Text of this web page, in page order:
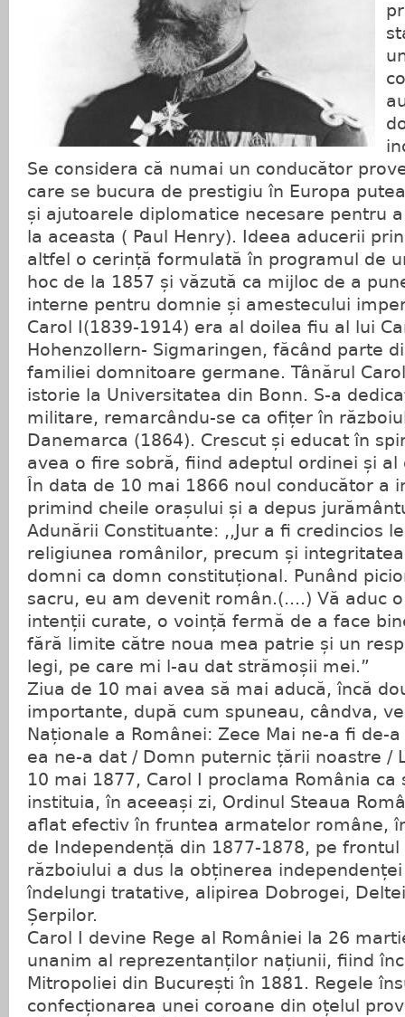
Se considera că numai un conducător
care se bucura de prestigiu în Europa
și ajutoarele diplomatice necesare pentru
la aceasta ( Paul Henry). Ideea aducerii
altfel o cerință formulată în programul de
hoc de la 1857 și văzută ca mijloc de a
interne pentru domnie și amestecului
Carol I(1839-1914) era al doilea fiu al lui
Hohenzollern- Sigmaringen, făcând parte
familiei domnitoare germane. Tânărul
istorie la Universitatea din Bonn. S-a
militare, remarcându-se ca ofițer în
Danemarca (1864). Crescut și educat în
avea o fire sobră, fiind adeptul ordinei și al
În data de 10 mai 1866 noul conducător a
primind cheile orașului și a depus
Adunării Constituante: ,,Jur a fi credincios
religiunea românilor, precum și
domni ca domn constituțional. Punând
sacru, eu am devenit român.(....) Vă aduc
intenții curate, o voință fermă de a face
fără limite către noua mea patrie și un
legi, pe care mi l-au dat strămoșii mei.”
Ziua de 10 mai avea să mai aducă, încă
importante, după cum spuneau, cândva,
Naționale a Românei: Zece Mai ne-a fi de-
ea ne-a dat / Domn puternic țării noastre /
10 mai 1877, Carol I proclama România
instituia, în aceeași zi, Ordinul Steaua
aflat efectiv în fruntea armatelor române,
de Independență din 1877-1878, pe frontul
războiului a dus la obținerea
îndelungi tratative, alipirea Dobrogei,
Șerpilor.
Carol I devine Rege al României la 26
unanim al reprezentanților națiunii, fiind
Mitropoliei din București în 1881. Regele
confecționarea unei coroane din oțelul